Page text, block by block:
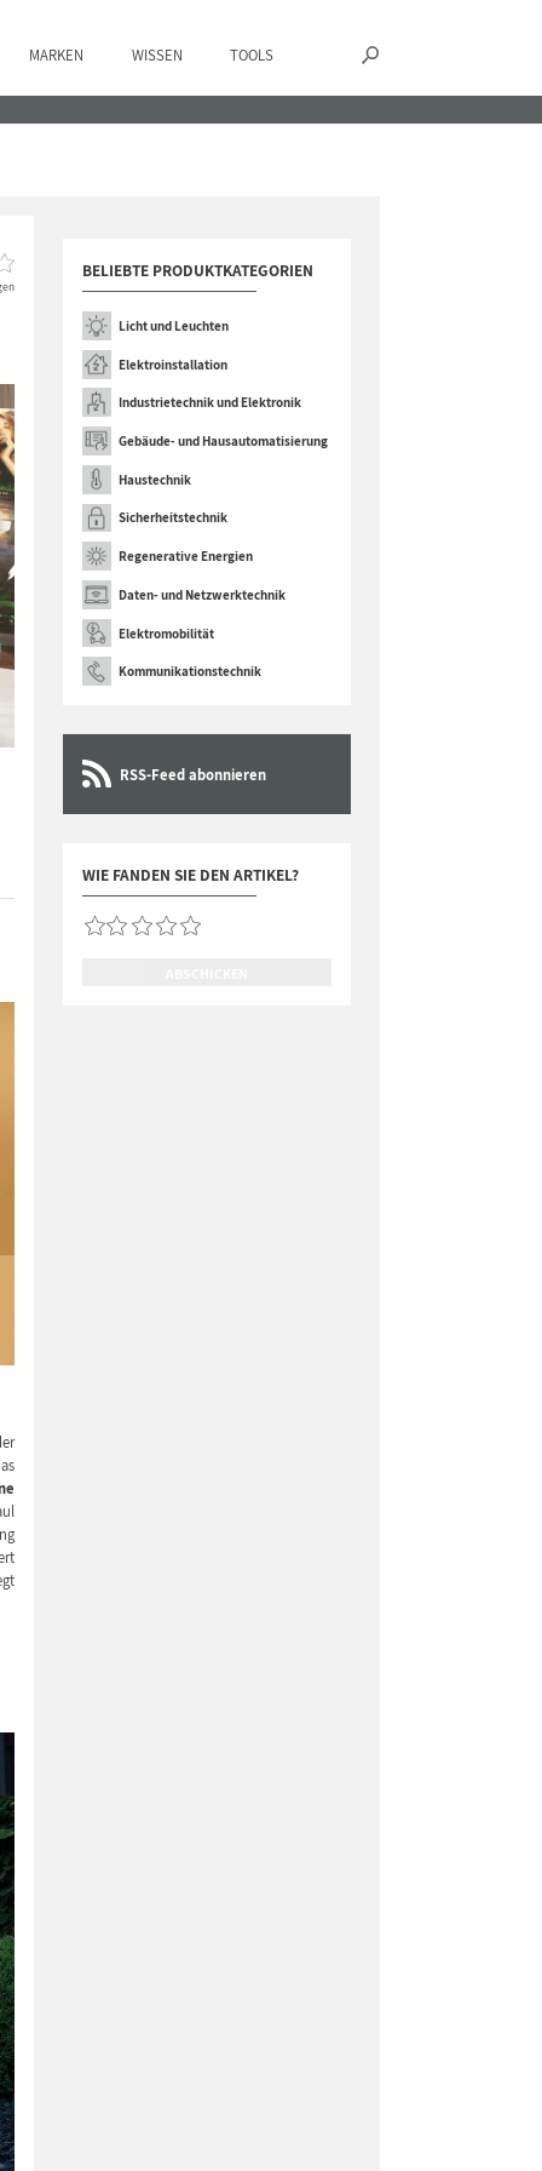
MARKEN WISSEN TOOLS
BELIEBTE PRODUKTKATEGORIEN
Licht und Leuchten
Elektroinstallation
Industrietechnik und Elektronik
Gebäude- und Hausautomatisierung
Haustechnik
Sicherheitstechnik
Regenerative Energien
Daten- und Netzwerktechnik
Elektromobilität
Kommunikationstechnik
RSS-Feed abonnieren
WIE FANDEN SIE DEN ARTIKEL?